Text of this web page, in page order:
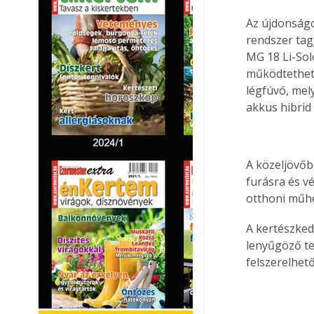
Az
rendszer
MG 18 Li-
légfúvó,
akkus hibrid
A
furásra és
otthoni
A
lenyűgöző